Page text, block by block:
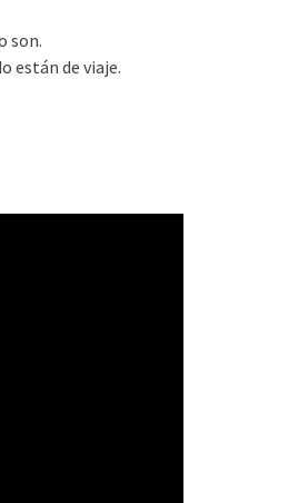
son.
están de viaje.